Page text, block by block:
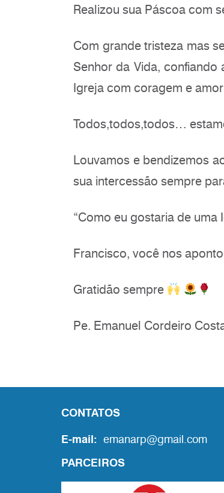
Realizou sua Páscoa com
Com grande tristeza mas
Senhor da Vida,
Igreja com coragem e
Todos,todos,todos…
Louvamos e bendizemos
sua intercessão sempre
“Como eu gostaria de
Francisco, você nos
Gratidão sempre
Pe. Emanuel Cordeiro
CONTATOS
E-mail: emanarp@gmail.com
PARCEIROS